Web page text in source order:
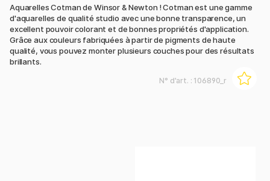
Aquarelles Cotman de Winsor & Newton ! Cotman est une gamme
d'aquarelles de qualité studio avec une bonne transparence, un
excellent pouvoir colorant et de bonnes propriétés d'application.
Grâce aux couleurs fabriquées à partir de pigments de haute
qualité, vous pouvez monter plusieurs couches pour des résultats
brillants.
N° d'art. : 106890_r